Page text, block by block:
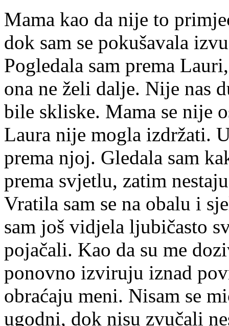
Mama kao da nije to
dok sam se pokušavala
Pogledala sam prema
ona ne želi dalje. Nije nas
bile skliske. Mama se nije
Laura nije mogla izdržati.
prema njoj. Gledala sam
prema svjetlu, zatim
Vratila sam se na obalu i
sam još vidjela ljubičasto
pojačali. Kao da su me
ponovno izviruju iznad
obraćaju meni. Nisam se
ugodni, dok nisu zvučali